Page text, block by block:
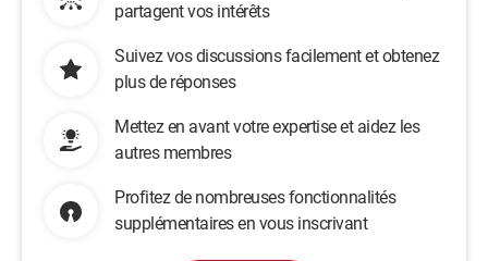
partagent vos intérêts
Suivez vos discussions facilement et obtenez
plus de réponses
Mettez en avant votre expertise et aidez les
autres membres
Profitez de nombreuses fonctionnalités
supplémentaires en vous inscrivant